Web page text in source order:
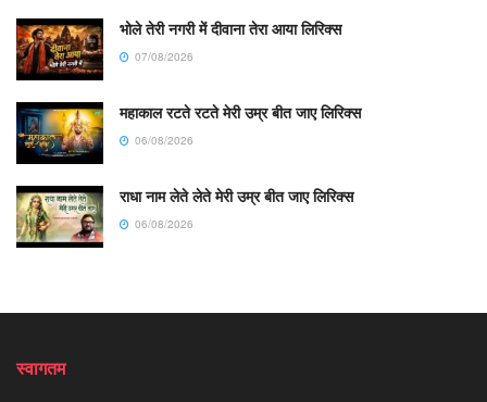
भोले तेरी नगरी में दीवाना तेरा आया लिरिक्स
07/08/2026
महाकाल रटते रटते मेरी उम्र बीत जाए लिरिक्स
06/08/2026
राधा नाम लेते लेते मेरी उम्र बीत जाए लिरिक्स
06/08/2026
स्वागतम